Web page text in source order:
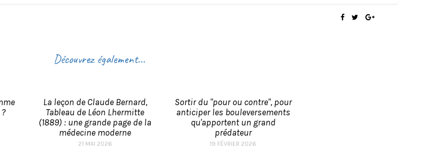
Découvrez également...
La leçon de Claude Bernard,
Tableau de Léon Lhermitte
(1889) : une grande page de la
médecine moderne
21 MAI 2026
Sortir du "pour ou contre", pour
anticiper les bouleversements
qu'apportent un grand
prédateur
19 FÉVRIER 2026